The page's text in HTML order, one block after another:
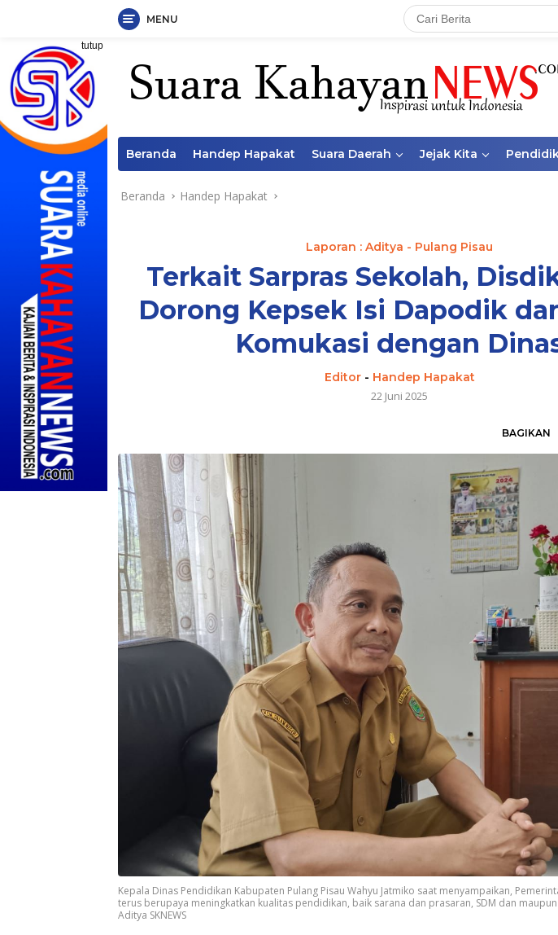
Langsung
konten
MENU
tutup
Beranda Handep Hapakat Suara Daerah Jejak Kita
Beranda Handep Hapakat
Laporan : Aditya - Pulang Pisau
Terkait Sarpras Sekolah,
Dorong Kepsek Isi Dapodik
Komukasi dengan
Editor- Handep Hapakat
22 Juni 2025
BAGIKAN
Kepala Dinas Pendidikan Kabupaten Pulang Pisau Wahyu Jatmiko saat menyampaikan,
terus berupaya meningkatkan kualitas pendidikan, baik sarana dan prasaran, SDM dan
Aditya SKNEWS